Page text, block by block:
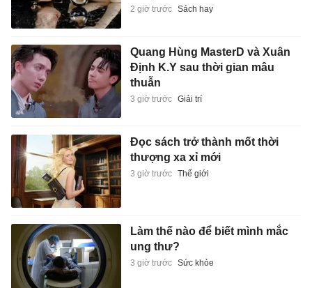
2 giờ trước Sách hay
Quang Hùng MasterD và Xuân
Định K.Y sau thời gian mâu
thuẫn
3 giờ trước Giải trí
Đọc sách trở thành mốt thời
thượng xa xỉ mới
3 giờ trước Thế giới
Làm thế nào để biết mình mắc
ung thư?
3 giờ trước Sức khỏe